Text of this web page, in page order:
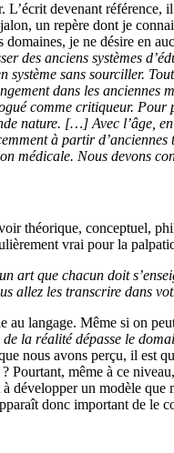
L’écrit devenant
un repère dont je
je ne désire en
des anciens systèmes
sans sourciller.
dans les anciennes
comme critiqueur.
nature. […] Avec l’âge,
à partir
médicale. Nous devons
théorique, conceptuel,
vrai pour la
art que chacun doit
allez les transcrire dans
au langage. Même si on
la réalité dépasse le
nous avons perçu, il est
? Pourtant, même à ce
développer un modèle
donc important de le